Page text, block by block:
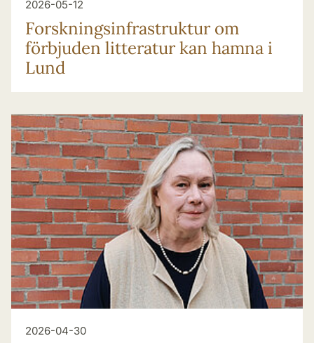
2026-05-12
Forsknings­infrastruktur om
förbjuden litteratur kan hamna i
Lund
2026-04-30